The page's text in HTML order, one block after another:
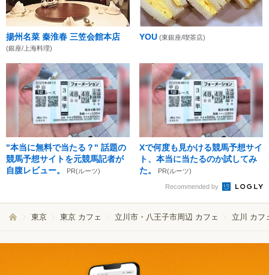
揚州名菜 秦淮春 三笠会館本店
(銀座/上海料理)
YOU (東銀座/喫茶店)
"本当に無料で当たる？" 話題の
競馬予想サイトを元競馬記者が
自腹レビュー。
PR(ルーツ)
Xで何度も見かける競馬予想サイ
ト、本当に当たるのか試してみ
た。
PR(ルーツ)
Recommended by
東京 東京 カフェ 立川市・八王子市周辺 カフェ 立川 カフ